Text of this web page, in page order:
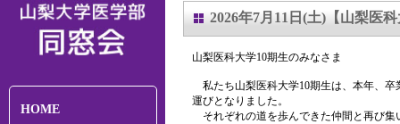
HOME
2026年7月11日(土)【山梨医
山梨医科大学10期生のみなさま
私たち山梨医科大学10期生は、本年、卒
運びとなりました。
それぞれの道を歩んできた仲間と再び集